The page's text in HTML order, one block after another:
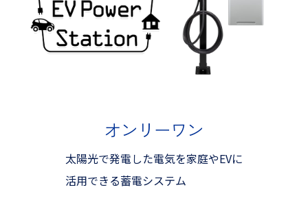
オンリーワン
太陽光で発電した電気を家庭やEVに
活用できる蓄電システム